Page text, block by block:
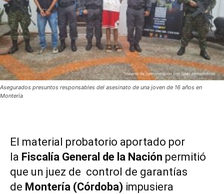
Asegurados presuntos responsables del asesinato de una joven de 16 años en
Montería
El material probatorio aportado por
la Fiscalía General de la Nación permitió
que un juez de control de garantías
de Montería (Córdoba) impusiera